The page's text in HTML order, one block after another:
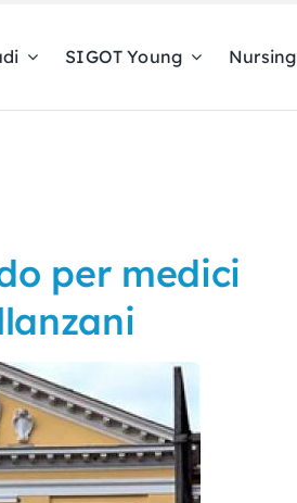
SIGOT Young Nursing
per medici